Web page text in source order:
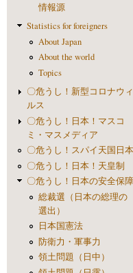
情報源
Statistics for foreigners
About Japan
About the world
Topics
〇危うし！新型コロナウィ
ルス
〇危うし！日本！マスコ
ミ・マスメディア
〇危うし！スパイ天国日本
〇危うし！日本！天皇制
〇危うし！日本の安全保障
総裁選（日本の総理の
選出）
日本国憲法
防衛力・軍事力
領土問題（日中）